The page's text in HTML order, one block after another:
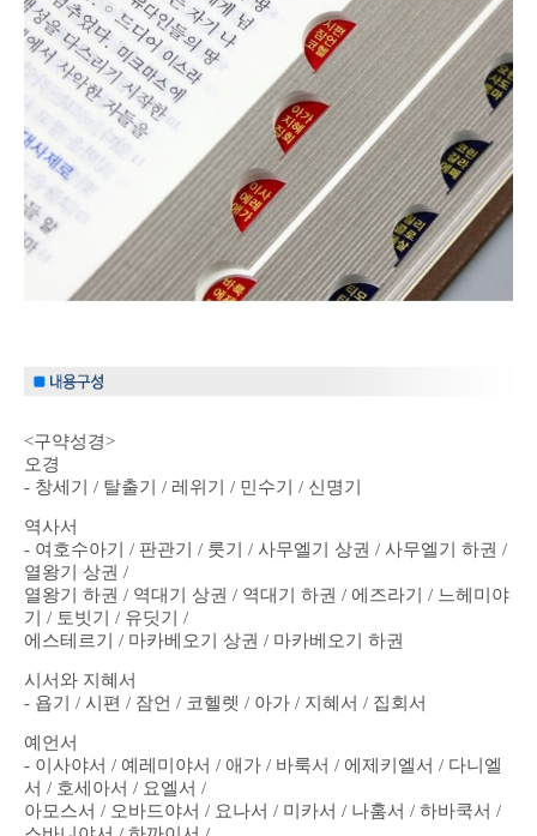
<구약성경>
오경
- 창세기 / 탈출기 / 레위기 / 민수기 / 신명기
역사서
- 여호수아기 / 판관기 / 룻기 / 사무엘기 상권 / 사무엘기 하권 /
열왕기 상권 /
열왕기 하권 / 역대기 상권 / 역대기 하권 / 에즈라기 / 느헤미야
기 / 토빗기 / 유딧기 /
에스테르기 / 마카베오기 상권 / 마카베오기 하권
시서와 지혜서
- 욥기 / 시편 / 잠언 / 코헬렛 / 아가 / 지혜서 / 집회서
예언서
- 이사야서 / 예레미야서 / 애가 / 바룩서 / 에제키엘서 / 다니엘
서 / 호세아서 / 요엘서 /
아모스서 / 오바드야서 / 요나서 / 미카서 / 나훔서 / 하바쿡서 /